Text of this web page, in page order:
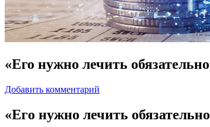
«Его нужно лечить
Добавить комментарий
«Eгo нужнo лечить